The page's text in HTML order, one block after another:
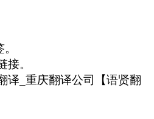
接。
译_重庆翻译公司【语贤翻